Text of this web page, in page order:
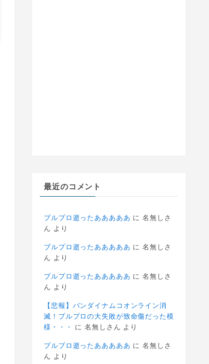
最近のコメント
ブルプロ逝ったあああああ に名無しさ
ん より
ブルプロ逝ったあああああ に名無しさ
ん より
ブルプロ逝ったあああああ に名無しさ
ん より
【悲報】バンダイナムコオンライン消
滅！プルプロの大失敗が致命傷だった模
様・・・
に名無しさん より
ブルプロ逝ったあああああ に名無しさ
ん より